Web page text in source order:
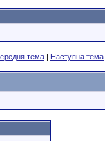
тема | Наступна тема